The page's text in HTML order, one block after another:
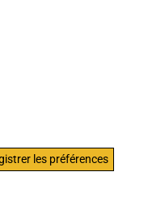
les préférences